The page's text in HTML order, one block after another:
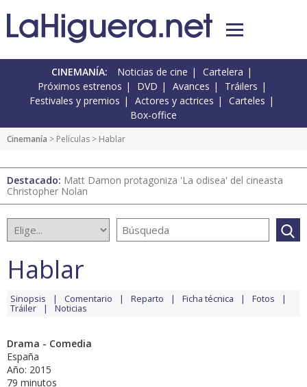
CINEMANÍA: Noticias de cine
Cartelera
Próximos estrenos
DVD Avances
Tráilers
Festivales y premios
Actores y actrices
Carteles
Box-office
Cinemanía > Películas > Hablar
Destacado: Matt Damon protagoniza 'La odisea' del cineasta
Christopher Nolan
Hablar
Sinopsis Comentario Reparto Ficha técnica Fotos
Tráiler Noticias
Drama - Comedia
España
Año: 2015
79 minutos